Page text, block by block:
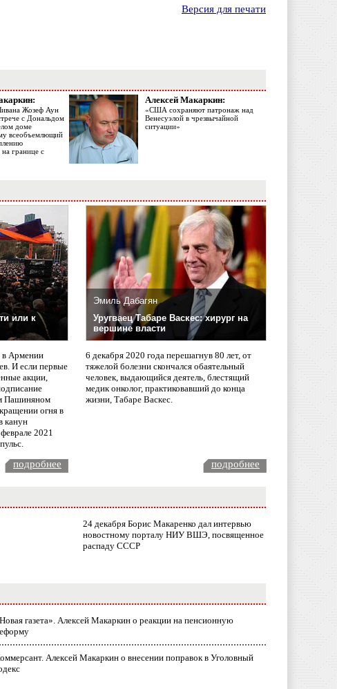
Версия для печати
Жозеф Аун
с Дональдом
доме
всеобъемлющий
на границе с
Алексей Макаркин:
«США сохраняют патронаж над
Венесуэлой в чрезвычайной
ситуации»
или к
в Армении
И если первые
акции,
Пашиняном
огня в
канун
2021
Эмиль Дабагян
Уругваец Табаре Васкес: хирург на
вершине власти
6 декабря 2020 года перешагнув 80 лет, от
тяжелой болезни скончался обаятельный
человек, выдающийся деятель, блестящий
медик онколог, практиковавший до конца
жизни, Табаре Васкес.
подробнее подробнее
24 декабря Борис Макаренко дал интервью
новостному порталу НИУ ВШЭ, посвященное
распаду СССР
газета». Алексей Макаркин о реакции на пенсионную
Алексей Макаркин о внесении поправок в Уголовный